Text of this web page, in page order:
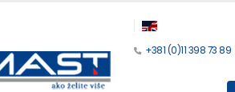
+381 (0)11 398 73 89